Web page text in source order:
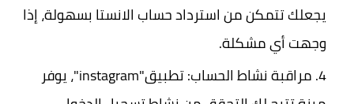
يجعلك تتمكن من استرداد حساب الانستا بسهولة، إذا
وجهت أي مشكلة.
مراقبة نشاط الحساب:
تطبيق"instagram"، يوفر